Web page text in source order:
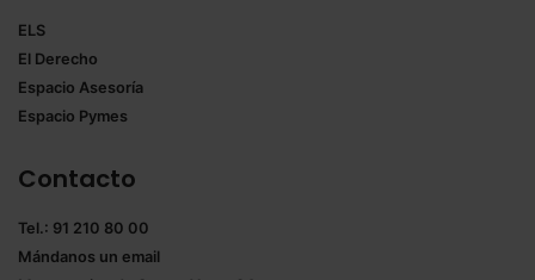
ELS
El Derecho
Espacio Asesoría
Espacio Pymes
Contacto
Tel.: 91 210 80 00
Mándanos un email